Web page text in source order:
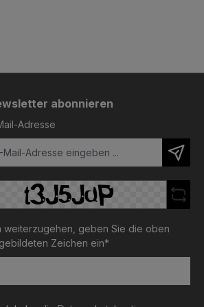
abonnieren
Adresse
weiterzugehen, geben Sie die oben
Zeichen ein*